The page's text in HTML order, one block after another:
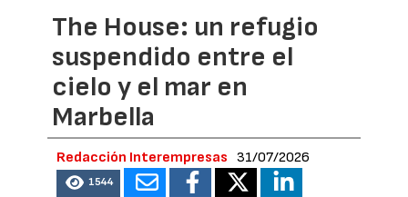
The House: un refugio
suspendido entre el
cielo y el mar en
Marbella
Redacción Interempresas 31/07/2026
1544